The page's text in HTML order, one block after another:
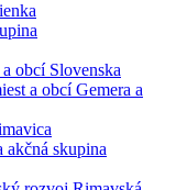
obcí Slovenska
a obcí Gemera a
skupina